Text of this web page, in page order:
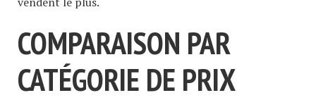
COMPARAISON PAR
CATÉGORIE DE PRIX